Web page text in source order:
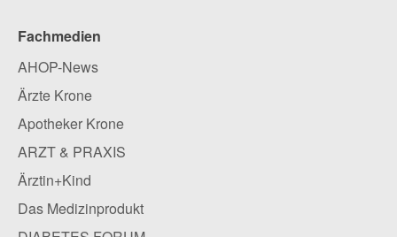
Fachmedien
AHOP-News
Ärzte Krone
Apotheker Krone
ARZT & PRAXIS
Ärztin+Kind
Das Medizinprodukt